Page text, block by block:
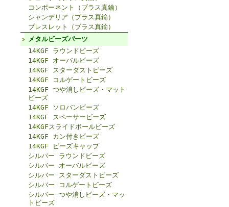
コンポーネント（ブラス真鍮）
シャンデリア（ブラス真鍮）
ブレスレット（ブラス真鍮）
メタルビーズパーツ
14KGF ラウンドビーズ
14KGF オーバルビーズ
14KGF スターダストビーズ
14KGF コルゲートビーズ
14KGF つや消しビーズ・マット
ビーズ
14KGF ソロバンビーズ
14KGF スペーサービーズ
14KGFスライドボールビーズ
14KGF カン付きビーズ
14KGF ビーズキャップ
シルバー ラウンドビーズ
シルバー オーバルビーズ
シルバー スターダストビーズ
シルバー コルゲートビーズ
シルバー つや消しビーズ・マッ
トビーズ